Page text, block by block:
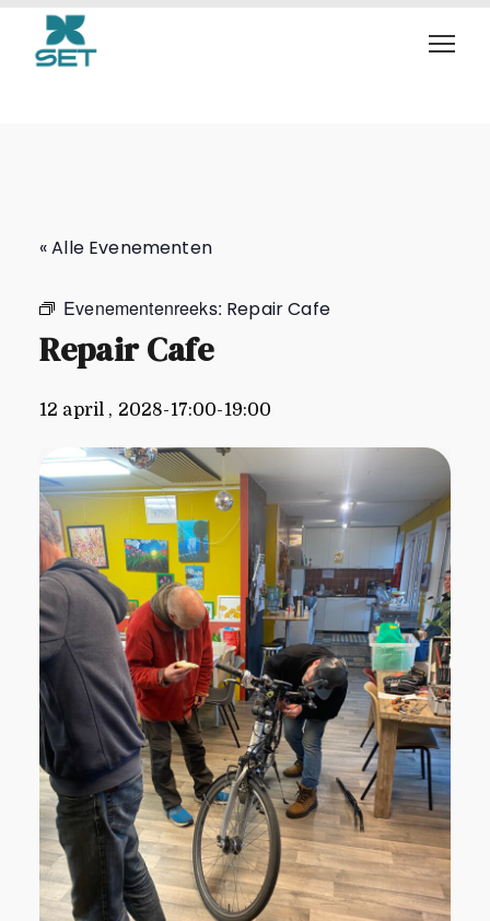
Repair Cafe
« Alle Evenementen
Evenementenreeks: Repair Cafe
Repair Cafe
12 april , 2028-17:00-19:00